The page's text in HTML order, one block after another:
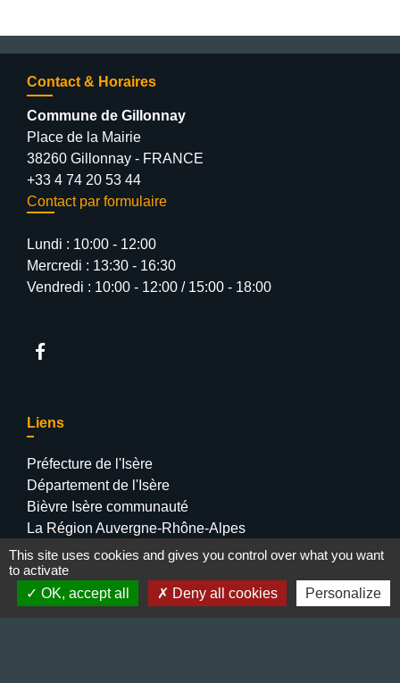
Contact & Horaires
Commune de Gillonnay
Place de la Mairie
38260 Gillonnay - FRANCE
+33 4 74 20 53 44
Contact par formulaire
Lundi : 10:00 - 12:00
Mercredi : 13:30 - 16:30
Vendredi : 10:00 - 12:00 / 15:00 - 18:00
Liens
Préfecture de l'Isère
Département de l'Isère
Bièvre Isère communauté
La Région Auvergne-Rhône-Alpes
Terres de Berlioz portail touristique
Mentions légales Politique de confidentialité -
This site uses cookies and gives you control over what you want
to activate
OK, accept all
Deny all cookies Personalize